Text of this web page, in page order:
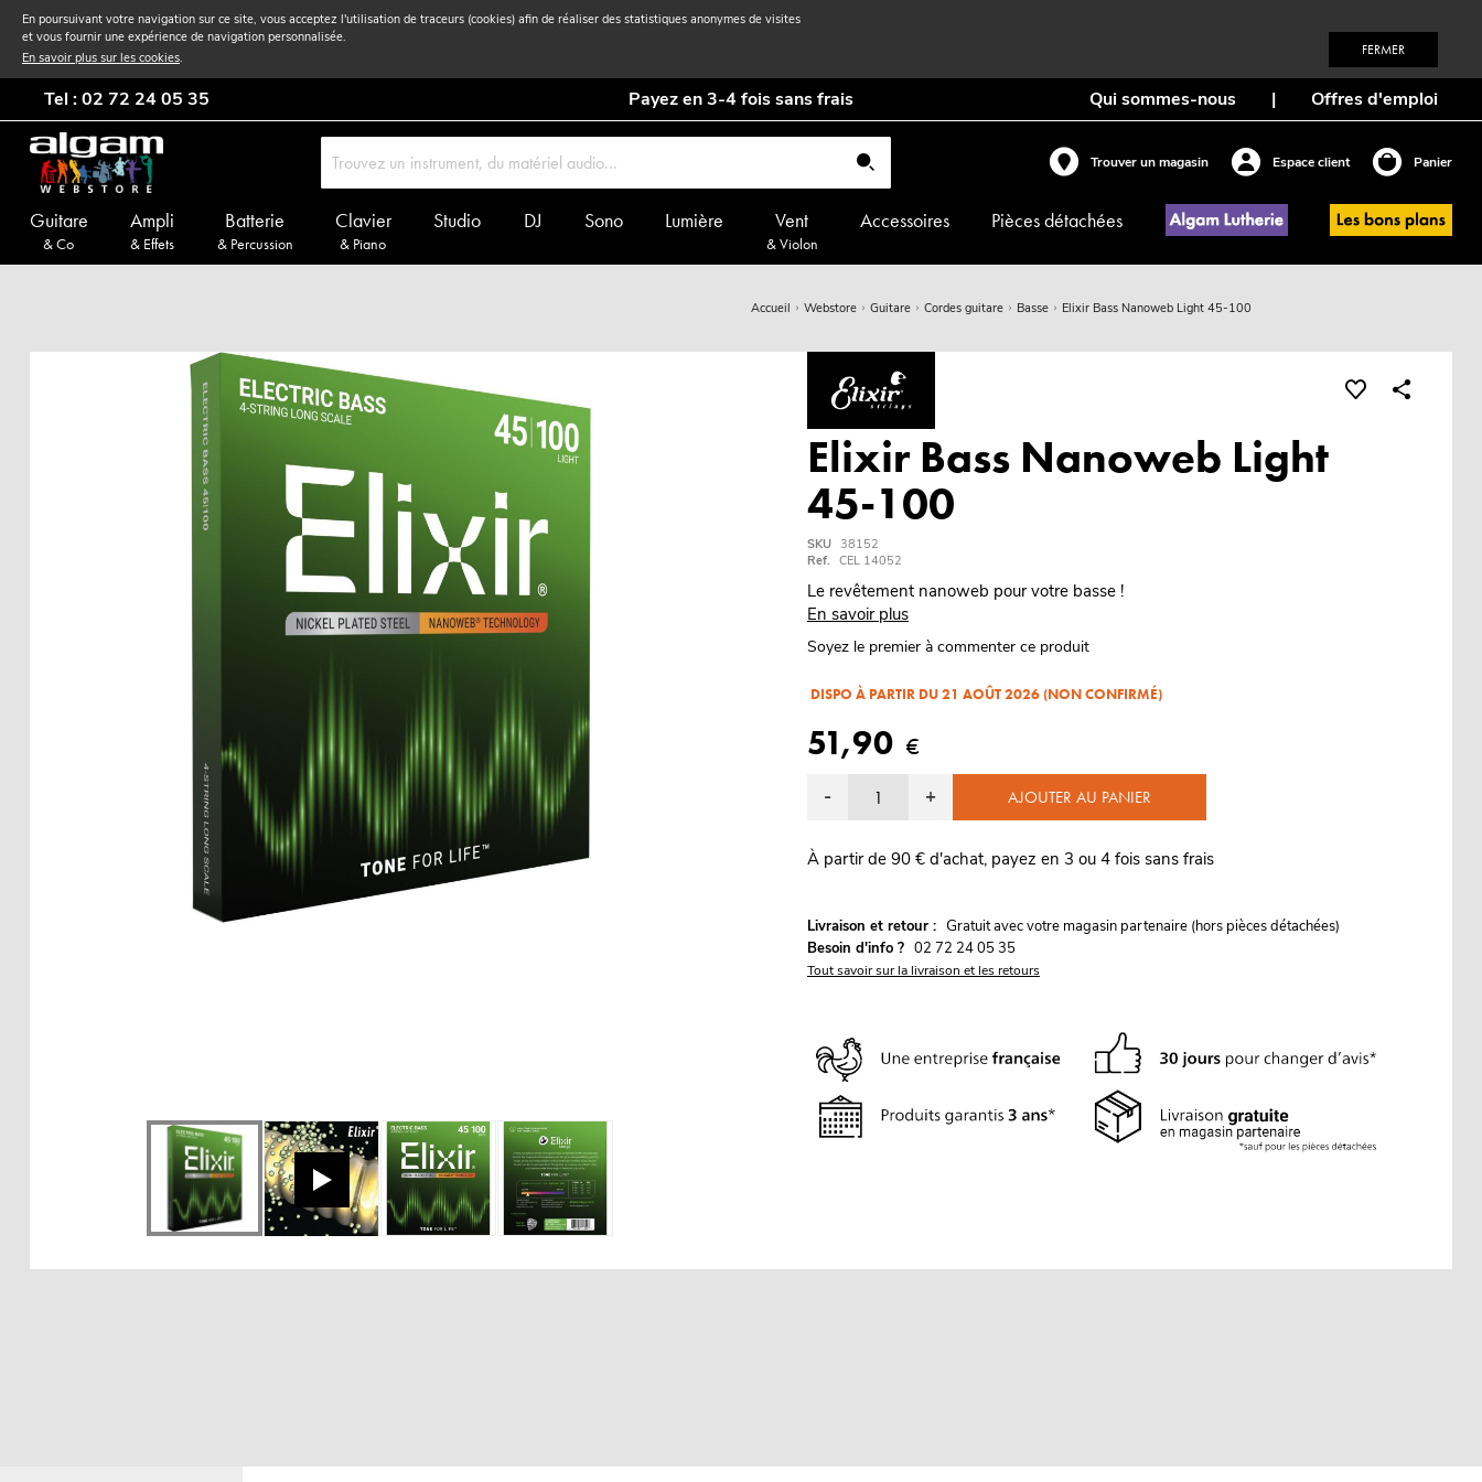
En poursuivant votre navigation sur ce site, vous acceptez l'utilisation de traceurs (cookies) afin de réaliser des statistiques anonymes de visites
et vous fournir une expérience de navigation personnalisée.
En savoir plus sur les cookies. FERMER
Tel : 02 72 24 05 35 Payez en 3-4 fois sans frais Qui sommes-nous | Offres d'emploi
Trouver un magasin Espace client Panier
Guitare
& Co
Ampli
& Effets
Batterie
& Percussion
Clavier
& Piano
Studio DJ Sono Lumière Vent
& Violon
Accessoires Pièces détachées
Accueil Webstore Guitare Cordes guitare Basse Elixir Bass Nanoweb Light 45-100
Elixir Bass Nanoweb Light
45-100
SKU 38152
Ref. CEL 14052
Le revêtement nanoweb pour votre basse !
En savoir plus
Soyez le premier à commenter ce produit
DISPO À PARTIR DU 21 AOÛT 2026 (NON CONFIRMÉ)
51,90 €
- + AJOUTER AU PANIER
À partir de 90 € d'achat, payez en 3 ou 4 fois sans frais
Livraison et retour : Gratuit avec votre magasin partenaire (hors pièces détachées)
Besoin d'info ? 02 72 24 05 35
Tout savoir sur la livraison et les retours